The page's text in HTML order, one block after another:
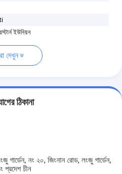
ইউনিয়ন
দেখুন
ঠিকানা
গার্ডেন, নং ২০, জিংনান রোড, লংজু গার্ডেন,
প্রদেশ চীন